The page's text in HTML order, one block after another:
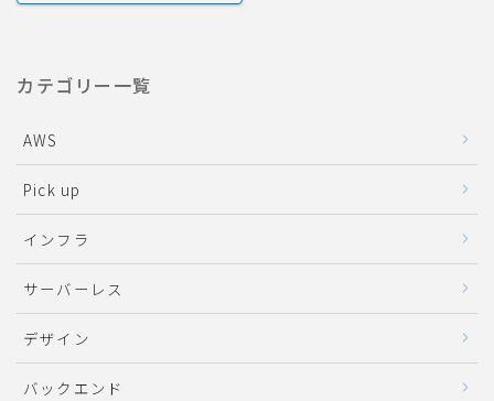
カテゴリー一覧
AWS
Pick up
インフラ
サーバーレス
デザイン
バックエンド